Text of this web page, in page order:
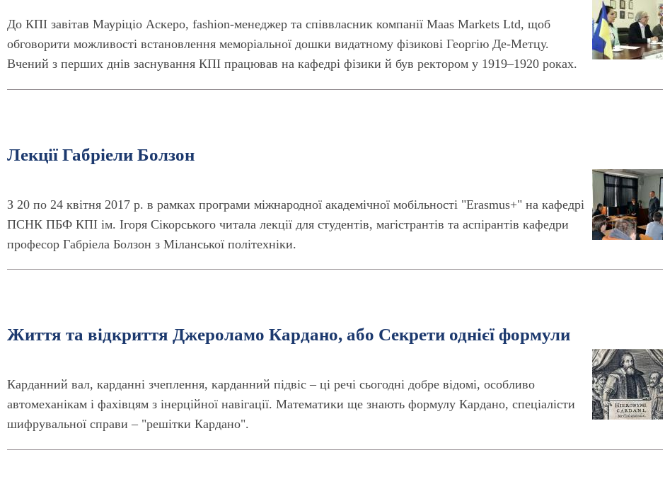
До КПІ завітав Мауріціо Аскеро, fashion-менеджер та співвласник компанії Maas Markets Ltd, щоб
обговорити можливості встановлення меморіальної дошки видатному фізикові Георгію Де-Метцу.
Вчений з перших днів заснування КПІ працював на кафедрі фізики й був ректором у 1919–1920 роках.
Лекції Габріели Болзон
З 20 по 24 квітня 2017 р. в рамках програми міжнародної академічної мобільності "Erasmus+" на кафедрі
ПСНК ПБФ КПІ ім. Ігоря Сікорського читала лекції для студентів, магістрантів та аспірантів кафедри
професор Габріела Болзон з Міланської політехніки.
Життя та відкриття Джероламо Кардано, або Секрети однієї формули
Карданний вал, карданні зчеплення, карданний підвіс – ці речі сьогодні добре відомі, особливо
автомеханікам і фахівцям з інерційної навігації. Математики ще знають формулу Кардано, спеціалісти
шифрувальної справи – "решітки Кардано".